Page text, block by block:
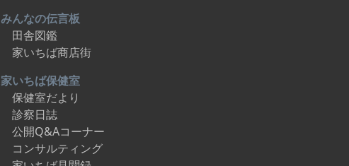
みんなの伝言板
田舎図鑑
家いちば商店街
家いちば保健室
保健室だより
診察日誌
公開Q&Aコーナー
コンサルティング